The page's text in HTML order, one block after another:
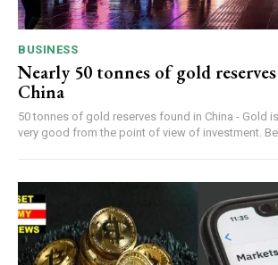
BUSINESS
Nearly 50 tonnes of gold
China
50 tonnes of gold reserves found in China - Gold
very good from the point of view of investment.